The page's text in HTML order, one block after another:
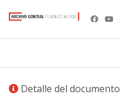
Detalle del documento